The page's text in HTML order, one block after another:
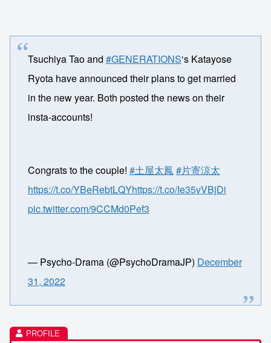
Tsuchiya Tao and #GENERATIONS‘s Katayose
Ryota have announced their plans to get married
in the new year. Both posted the news on their
insta-accounts!
Congrats to the couple! #土屋太鳳#片寄涼太
https://t.co/YBeRebtLQYhttps://t.co/Ie35vVBjDi
pic.twitter.com/9CCMd0Pef3
— Psycho-Drama (@PsychoDramaJP) December
31, 2022